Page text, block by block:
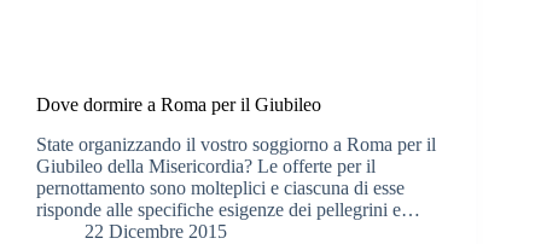
Dove dormire a Roma per il Giubileo
State organizzando il vostro soggiorno a Roma per il
Giubileo della Misericordia? Le offerte per il
pernottamento sono molteplici e ciascuna di esse
risponde alle specifiche esigenze dei pellegrini e…
22 Dicembre 2015